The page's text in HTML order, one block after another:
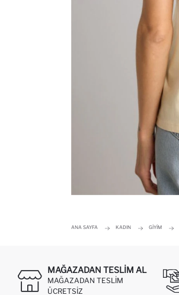
ANA SAYFA KADIN GIYIM
MAĞAZADAN TESLIM AL
MAĞAZADAN TESLIM
ÜCRETSIZ